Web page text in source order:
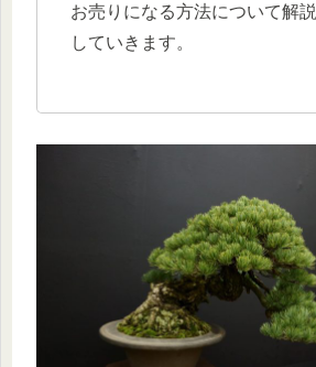
お売りになる方法について解説
していきます。